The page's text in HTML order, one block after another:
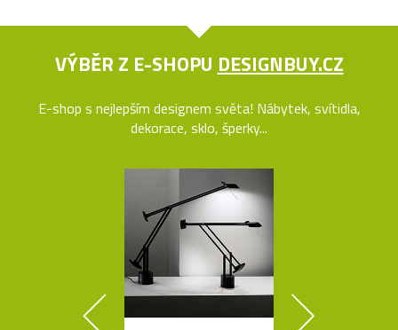
VÝBĚR Z E-SHOPU DESIGNBUY.CZ
E-shop s nejlepším designem světa! Nábytek, svítidla,
dekorace, sklo, šperky...